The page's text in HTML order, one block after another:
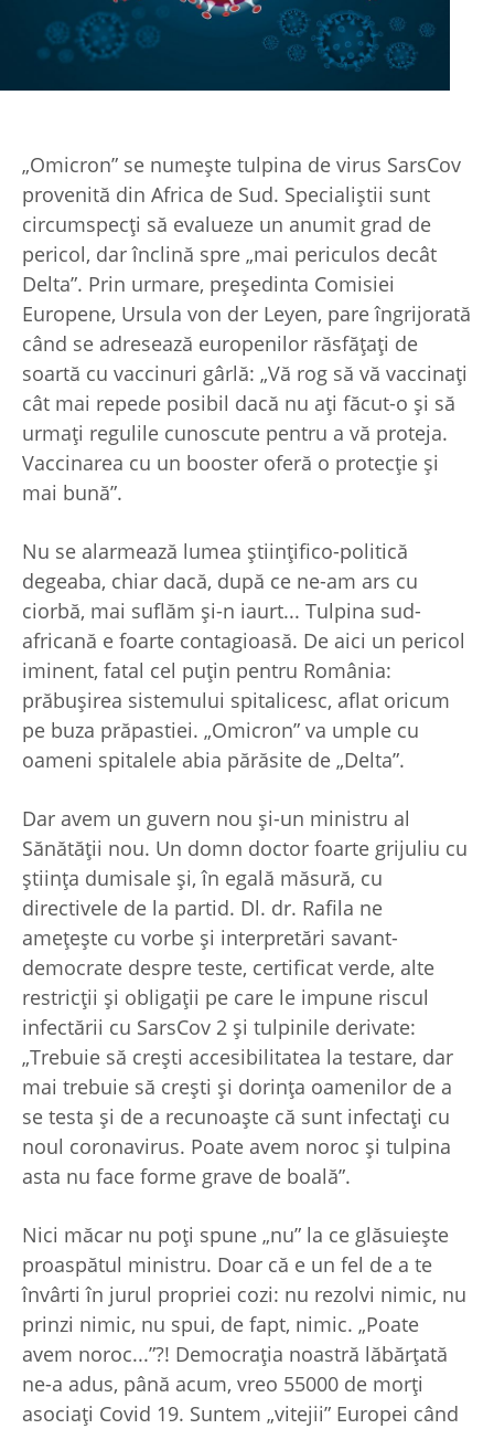
„Omicron” se numeşte tulpina de virus SarsCov
provenită din Africa de Sud. Specialiştii sunt
circumspecţi să evalueze un anumit grad de
pericol, dar înclină spre „mai periculos decât
Delta”. Prin urmare, preşedinta Comisiei
Europene, Ursula von der Leyen, pare îngrijorată
când se adresează europenilor răsfăţaţi de
soartă cu vaccinuri gârlă: „Vă rog să vă vaccinaţi
cât mai repede posibil dacă nu aţi făcut-o şi să
urmaţi regulile cunoscute pentru a vă proteja.
Vaccinarea cu un booster oferă o protecţie şi
mai bună”.
Nu se alarmează lumea ştiinţifico-politică
degeaba, chiar dacă, după ce ne-am ars cu
ciorbă, mai suflăm şi-n iaurt... Tulpina sud-
africană e foarte contagioasă. De aici un pericol
iminent, fatal cel puţin pentru România:
prăbuşirea sistemului spitalicesc, aflat oricum
pe buza prăpastiei. „Omicron” va umple cu
oameni spitalele abia părăsite de „Delta”.
Dar avem un guvern nou şi-un ministru al
Sănătăţii nou. Un domn doctor foarte grijuliu cu
ştiinţa dumisale şi, în egală măsură, cu
directivele de la partid. Dl. dr. Rafila ne
ameţeşte cu vorbe şi interpretări savant-
democrate despre teste, certificat verde, alte
restricţii şi obligaţii pe care le impune riscul
infectării cu SarsCov 2 şi tulpinile derivate:
„Trebuie să creşti accesibilitatea la testare, dar
mai trebuie să creşti şi dorinţa oamenilor de a
se testa şi de a recunoaşte că sunt infectaţi cu
noul coronavirus. Poate avem noroc şi tulpina
asta nu face forme grave de boală”.
Nici măcar nu poţi spune „nu” la ce glăsuieşte
proaspătul ministru. Doar că e un fel de a te
învârti în jurul propriei cozi: nu rezolvi nimic, nu
prinzi nimic, nu spui, de fapt, nimic. „Poate
avem noroc...”?! Democraţia noastră lăbărţată
ne-a adus, până acum, vreo 55000 de morţi
asociaţi Covid 19. Suntem „vitejii” Europei când